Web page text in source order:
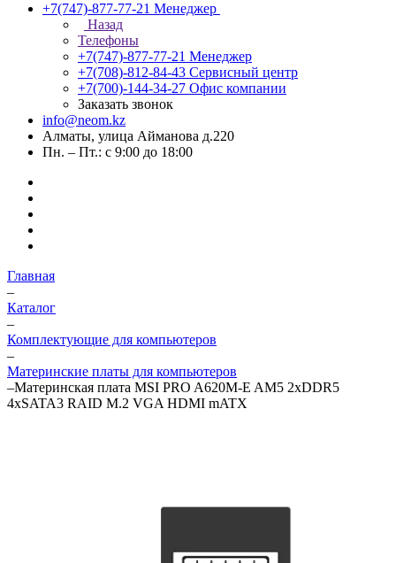
+7(747)-877-77-21 Менеджер
Назад
Телефоны
+7(747)-877-77-21 Менеджер
+7(708)-812-84-43 Сервисный центр
+7(700)-144-34-27 Офис компании
Заказать звонок
info@neom.kz
Алматы, улица Айманова д.220
Пн. – Пт.: с 9:00 до 18:00
Главная
–
Каталог
–
Комплектующие для компьютеров
–
Материнские платы для компьютеров
–Материнская плата MSI PRO A620M-E AM5 2xDDR5
4xSATA3 RAID M.2 VGA HDMI mATX